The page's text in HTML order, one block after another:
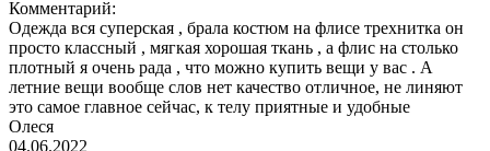
Комментарий:
Одежда вся суперская , брала костюм на флисе трехнитка он
просто классный , мягкая хорошая ткань , а флис на столько
плотный я очень рада , что можно купить вещи у вас . А
летние вещи вообще слов нет качество отличное, не линяют
это самое главное сейчас, к телу приятные и удобные
Олеся
04.06.2022